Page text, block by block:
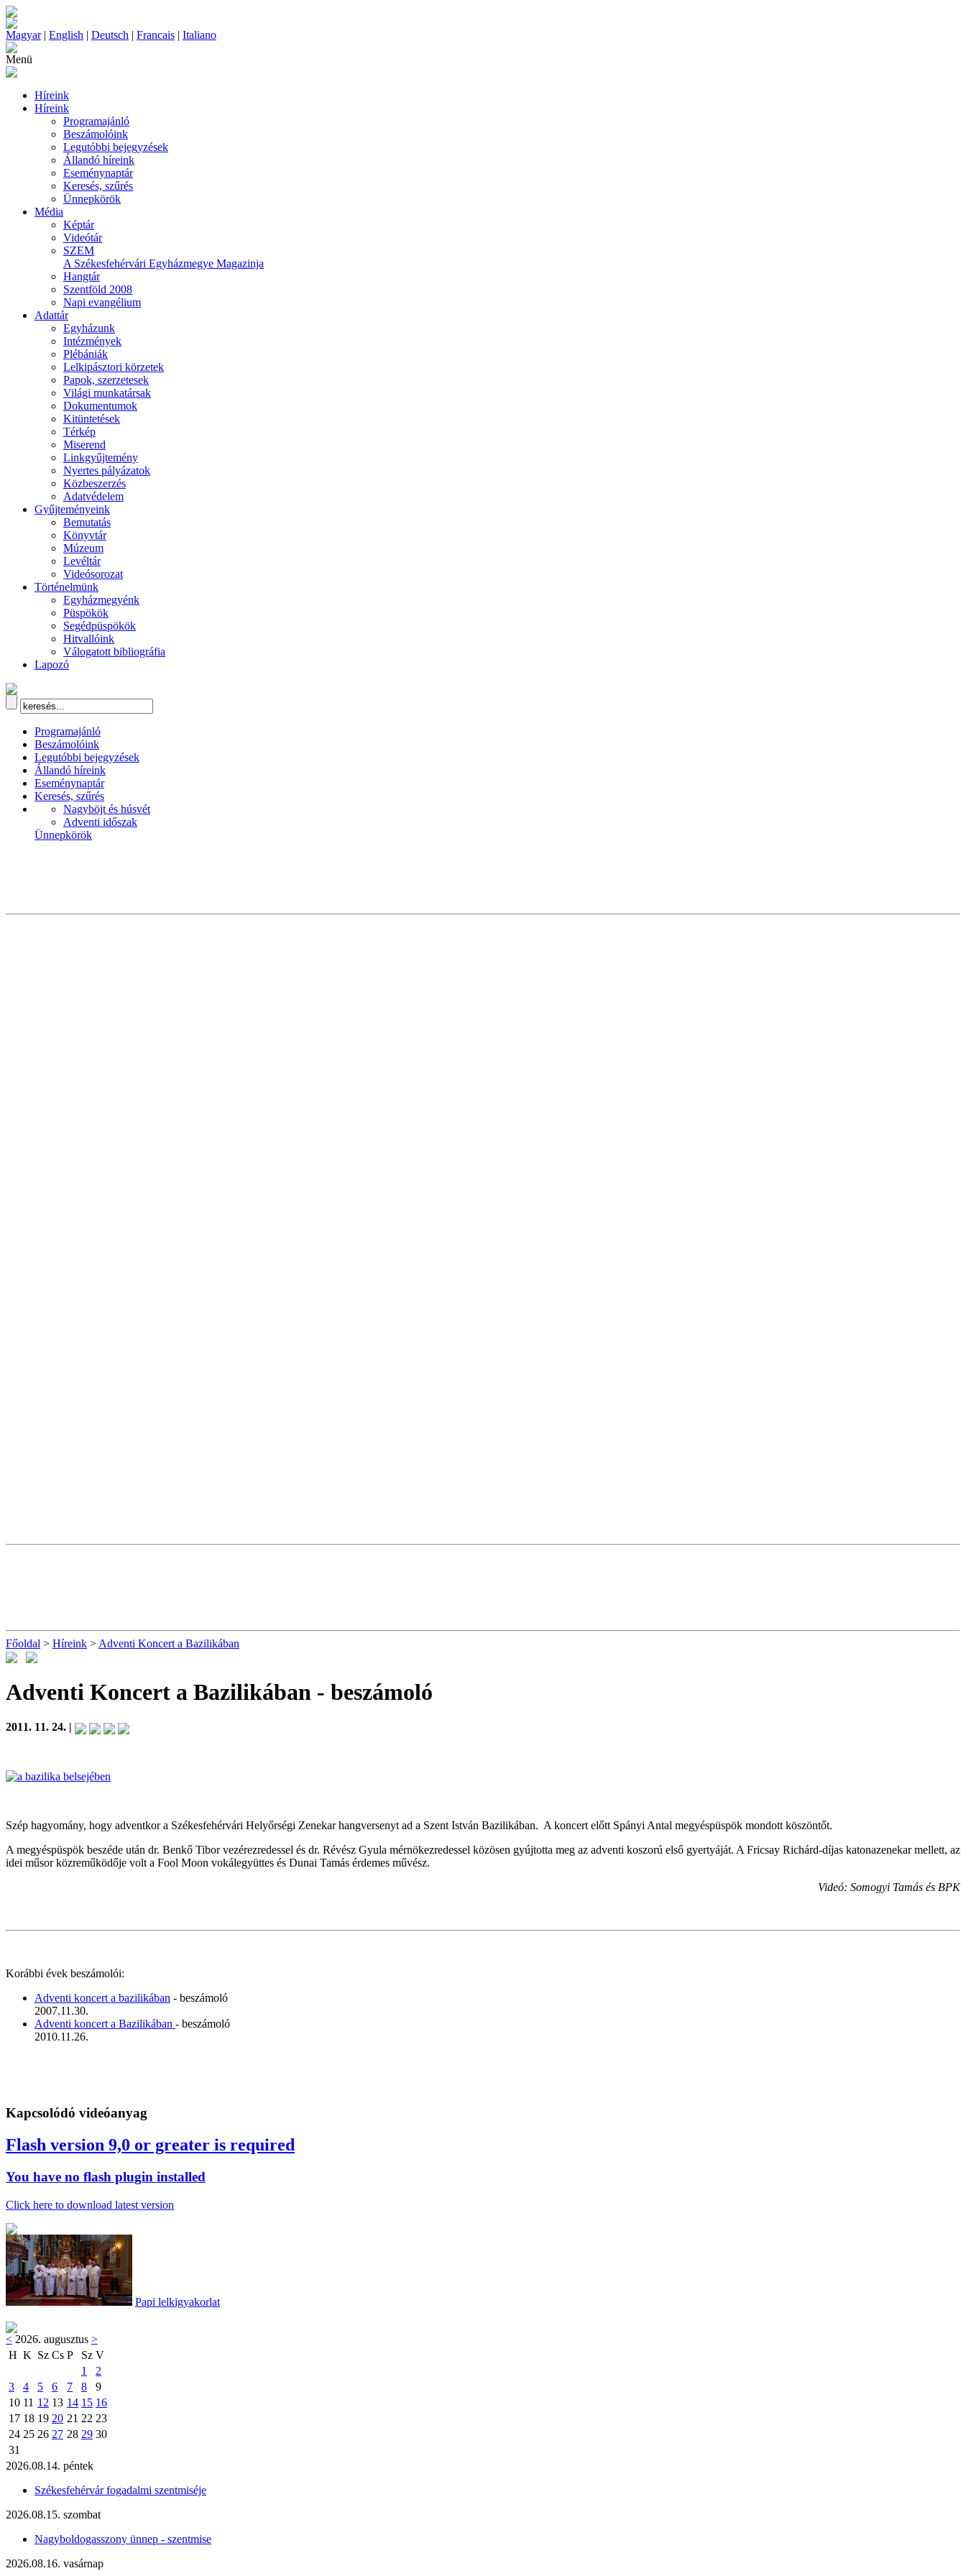
Magyar| English | Deutsch | Francais | Italiano
Menü
Híreink
Híreink
Programajánló
Beszámolóink
Legutóbbi bejegyzések
Állandó híreink
Eseménynaptár
Keresés, szűrés
Ünnepkörök
Média
Képtár
Videótár
SZEM
A Székesfehérvári Egyházmegye Magazinja
Hangtár
Szentföld 2008
Napi evangélium
Adattár
Egyházunk
Intézmények
Plébániák
Lelkipásztori körzetek
Papok, szerzetesek
Világi munkatársak
Dokumentumok
Kitüntetések
Térkép
Miserend
Linkgyűjtemény
Nyertes pályázatok
Közbeszerzés
Adatvédelem
Gyűjteményeink
Bemutatás
Könyvtár
Múzeum
Levéltár
Videósorozat
Történelmünk
Egyházmegyénk
Püspökök
Segédpüspökök
Hitvallóink
Válogatott bibliográfia
Lapozó
Programajánló
Beszámolóink
Legutóbbi bejegyzések
Állandó híreink
Eseménynaptár
Keresés, szűrés
Nagyböjt és húsvét
Adventi időszak
Ünnepkörök
Főoldal > Híreink > Adventi Koncert a Bazilikában
Adventi Koncert a Bazilikában - beszámoló
2011. 11. 24. |
Szép hagyomány, hogy adventkor a Székesfehérvári Helyőrségi Zenekar hangversenyt ad a Szent István Bazilikában. A koncert előtt Spányi Antal megyéspüspök mondott köszöntőt.
A megyéspüspök beszéde után dr. Benkő Tibor vezérezredessel és dr. Révész Gyula mérnökezredessel közösen gyújtotta meg az adventi koszorú első gyertyáját. A Fricsay Richárd-díjas katonazenekar mellett, az
idei műsor közreműködője volt a Fool Moon vokálegyüttes és Dunai Tamás érdemes művész.
Videó: Somogyi Tamás és BPK
Korábbi évek beszámolói:
Adventi koncert a bazilikában - beszámoló
2007.11.30.
Adventi koncert a Bazilikában - beszámoló
2010.11.26.
Kapcsolódó videóanyag
Flash version 9,0 or greater is required
You have no flash plugin installed
Click here to download latest version
Papi lelkigyakorlat
< 2026. augusztus >
H K Sz Cs P Sz V
1
2
3
4 5 6 7 8
9
10 11 12 13 14 15 16
17 18 19 20 21 22 23
24 25 26 27 28 29 30
31
2026.08.14. péntek
Székesfehérvár fogadalmi szentmiséje
2026.08.15. szombat
Nagyboldogasszony ünnep - szentmise
2026.08.16. vasárnap